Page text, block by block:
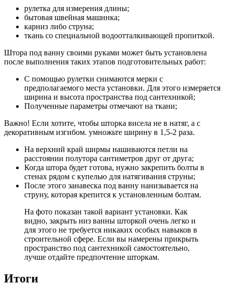
рулетка для измерения длины;
бытовая швейная машинка;
карниз либо струна;
ткань со специальной водоотталкивающей пропиткой.
Штора под ванну своими руками может быть установлена
после выполнения таких этапов подготовительных работ:
С помощью рулетки снимаются мерки с
предполагаемого места установки. Для этого измеряется
ширина и высота пространства под сантехникой;
Полученные параметры отмечают на ткани;
Важно! Если хотите, чтобы шторка висела не в натяг, а с
декоративным изгибом. умножьте ширину в 1,5-2 раза.
На верхний край ширмы нашиваются петли на
расстоянии полутора сантиметров друг от друга;
Когда штора будет готова, нужно закрепить болты в
стенах рядом с купелью для натягивания струны;
После этого занавеска под ванну нанизывается на
струну, которая крепится к установленным болтам.
На фото показан такой вариант установки. Как
видно, закрыть низ ванны шторкой очень легко и
для этого не требуется никаких особых навыков в
строительной сфере. Если вы намерены прикрыть
пространство под сантехникой самостоятельно,
лучше отдайте предпочтение шторкам.
Итоги